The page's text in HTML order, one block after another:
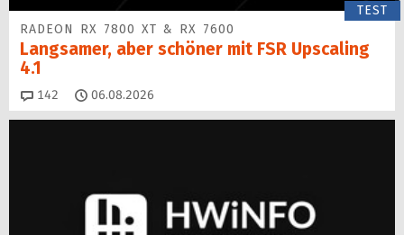
TEST
RADEON RX 7800 XT & RX 7600
Langsamer, aber schöner mit FSR Upscaling
4.1
142 Kommentare
06.08.2026